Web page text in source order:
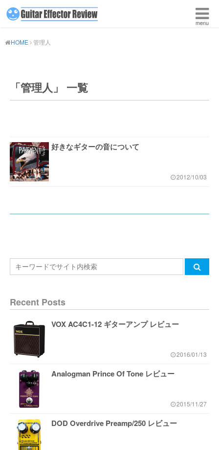
HOME 管理人
「管理人」 一覧
好きなギターの音について
2012/10/03
Recent Posts
VOX AC4C1-12 ギターアンプ レビュー
2016/01/13
Analogman Prince Of Tone レビュー
2015/11/27
DOD Overdrive Preamp/250 レビュー